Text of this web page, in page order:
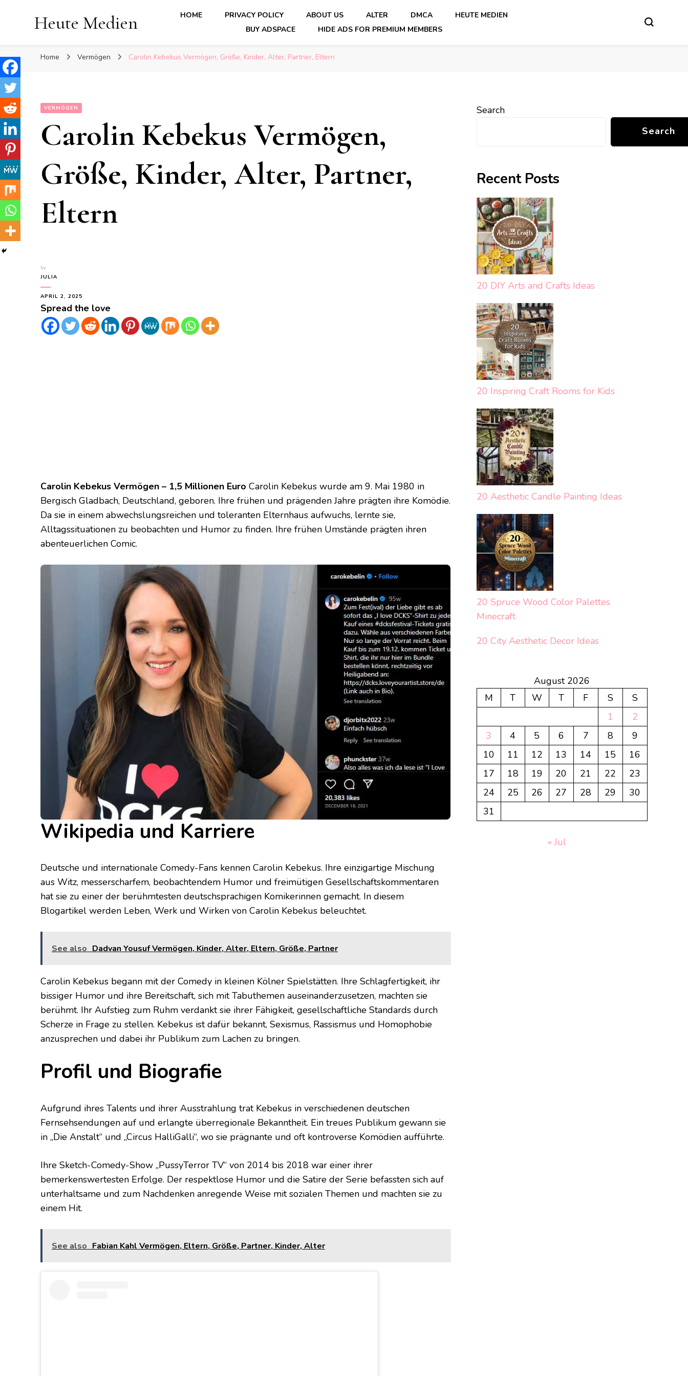
Heute Medien HOME PRIVACY POLICY ABOUT US ALTER DMCA
HEUTE MEDIEN
BUY ADSPACE
HIDE ADS FOR PREMIUM MEMBERS
Home Vermögen Carolin Kebekus Vermögen, Größe, Kinder, Alter, Partner, Eltern
VERMÖGEN
Carolin Kebekus Vermögen,
Größe, Kinder, Alter, Partner,
Eltern
by
JULIA
APRIL 2, 2025
Spread the love
Carolin Kebekus Vermögen – 1,5 Millionen Euro Carolin Kebekus wurde am 9. Mai 1980 in
Bergisch Gladbach, Deutschland, geboren. Ihre frühen und prägenden Jahre prägten ihre Komödie.
Da sie in einem abwechslungsreichen und toleranten Elternhaus aufwuchs, lernte sie,
Alltagssituationen zu beobachten und Humor zu finden. Ihre frühen Umstände prägten ihren
abenteuerlichen Comic.
Wikipedia und Karriere
Deutsche und internationale Comedy-Fans kennen Carolin Kebekus. Ihre einzigartige Mischung
aus Witz, messerscharfem, beobachtendem Humor und freimütigen Gesellschaftskommentaren
hat sie zu einer der berühmtesten deutschsprachigen Komikerinnen gemacht. In diesem
Blogartikel werden Leben, Werk und Wirken von Carolin Kebekus beleuchtet.
See also Dadvan Yousuf Vermögen, Kinder, Alter, Eltern, Größe, Partner
Carolin Kebekus begann mit der Comedy in kleinen Kölner Spielstätten. Ihre Schlagfertigkeit, ihr
bissiger Humor und ihre Bereitschaft, sich mit Tabuthemen auseinanderzusetzen, machten sie
berühmt. Ihr Aufstieg zum Ruhm verdankt sie ihrer Fähigkeit, gesellschaftliche Standards durch
Scherze in Frage zu stellen. Kebekus ist dafür bekannt, Sexismus, Rassismus und Homophobie
anzusprechen und dabei ihr Publikum zum Lachen zu bringen.
Profil und Biografie
Aufgrund ihres Talents und ihrer Ausstrahlung trat Kebekus in verschiedenen deutschen
Fernsehsendungen auf und erlangte überregionale Bekanntheit. Ein treues Publikum gewann sie
in „Die Anstalt“ und „Circus HalliGalli“, wo sie prägnante und oft kontroverse Komödien aufführte.
Ihre Sketch-Comedy-Show „PussyTerror TV“ von 2014 bis 2018 war einer ihrer
bemerkenswertesten Erfolge. Der respektlose Humor und die Satire der Serie befassten sich auf
unterhaltsame und zum Nachdenken anregende Weise mit sozialen Themen und machten sie zu
einem Hit.
See also Fabian Kahl Vermögen, Eltern, Größe, Partner, Kinder, Alter
Search
Search
Recent Posts
20 DIY Arts and Crafts Ideas
20 Inspiring Craft Rooms for Kids
20 Aesthetic Candle Painting Ideas
20 Spruce Wood Color Palettes
Minecraft
20 City Aesthetic Decor Ideas
August 2026
M
T W T F S
S
1
2
3
4 5 6 7 8
9
10
11 12 13 14 15
16
17
18 19 20 21 22
23
24
25 26 27 28 29
30
31
« Jul